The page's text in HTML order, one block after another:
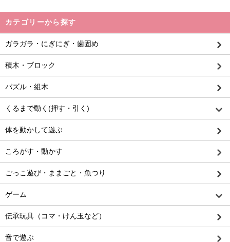
カテゴリーから探す
ガラガラ・にぎにぎ・歯固め
積木・ブロック
パズル・組木
くるまで動く(押す・引く)
体を動かして遊ぶ
ころがす・動かす
ごっこ遊び・ままごと・魚つり
ゲーム
伝承玩具（コマ・けん玉など）
音で遊ぶ